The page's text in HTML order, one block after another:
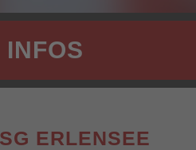
ERLENSEE